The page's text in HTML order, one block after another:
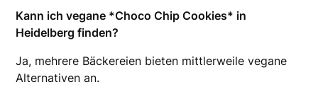
Kann ich vegane *Choco Chip Cookies* in
Heidelberg finden?
Ja, mehrere Bäckereien bieten mittlerweile vegane
Alternativen an.